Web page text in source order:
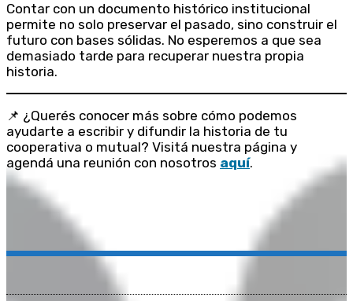
Contar con un documento histórico institucional
permite no solo preservar el pasado, sino construir el
futuro con bases sólidas. No esperemos a que sea
demasiado tarde para recuperar nuestra propia
historia.
📌 ¿Querés conocer más sobre cómo podemos
ayudarte a escribir y difundir la historia de tu
cooperativa o mutual? Visitá nuestra página y
agendá una reunión con nosotros aquí.